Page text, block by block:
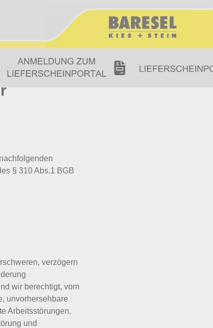
§ 310 Abs.1 BGB
verzögern
wir berechtigt, vom
unvorhersehbare
Arbeitsstörungen,
und